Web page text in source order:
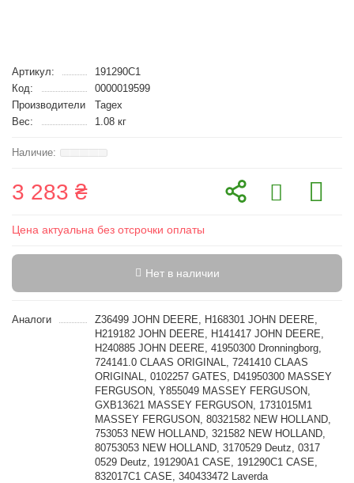
Артикул:
191290C1
Код:
0000019599
Производители
Tagex
Вес:
1.08 кг
3 283 ₴
Цена актуальна без отсрочки оплаты
Нет в наличии
Аналоги
Z36499 JOHN DEERE, H168301 JOHN DEERE,
H219182 JOHN DEERE, H141417 JOHN DEERE,
H240885 JOHN DEERE, 41950300 Dronningborg,
724141.0 CLAAS ORIGINAL, 7241410 CLAAS
ORIGINAL, 0102257 GATES, D41950300 MASSEY
FERGUSON, Y855049 MASSEY FERGUSON,
GXB13621 MASSEY FERGUSON, 1731015M1
MASSEY FERGUSON, 80321582 NEW HOLLAND,
753053 NEW HOLLAND, 321582 NEW HOLLAND,
80753053 NEW HOLLAND, 3170529 Deutz, 0317
0529 Deutz, 191290A1 CASE, 191290C1 CASE,
832017C1 CASE, 340433472 Laverda